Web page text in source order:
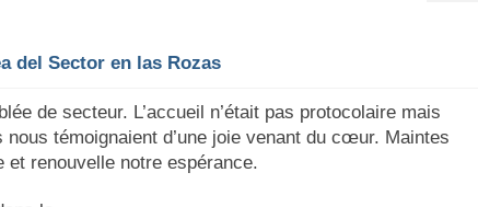
del Sector en las Rozas
de secteur. L’accueil n’était pas protocolaire mais
témoignaient d’une joie venant du cœur. Maintes
renouvelle notre espérance.